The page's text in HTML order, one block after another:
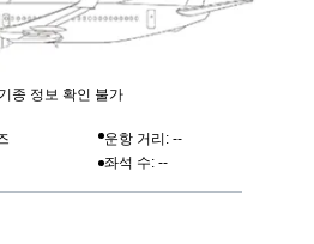
종 정보 확인 불가
운항 거리: --
좌석 수: --